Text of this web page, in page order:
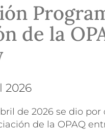
de la
2026
de 2026 se dio
de la OPAQ